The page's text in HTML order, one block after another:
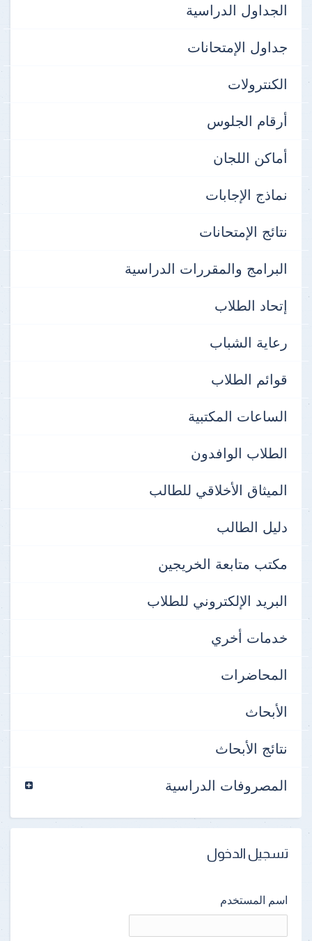
الجداول الدراسية
جداول الإمتحانات
الكنترولات
أرقام الجلوس
أماكن اللجان
نماذج الإجابات
نتائج الإمتحانات
البرامج والمقررات الدراسية
إتحاد الطلاب
رعاية الشباب
قوائم الطلاب
الساعات المكتبية
الطلاب الوافدون
الميثاق الأخلاقي للطالب
دليل الطالب
مكتب متابعة الخريجين
البريد الإلكتروني للطلاب
خدمات أخري
المحاضرات
الأبحاث
نتائج الأبحاث
المصروفات الدراسية
تسجيل الدخول
اسم المستخدم